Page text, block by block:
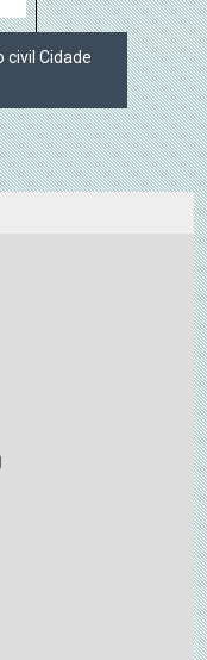
civil Cidade